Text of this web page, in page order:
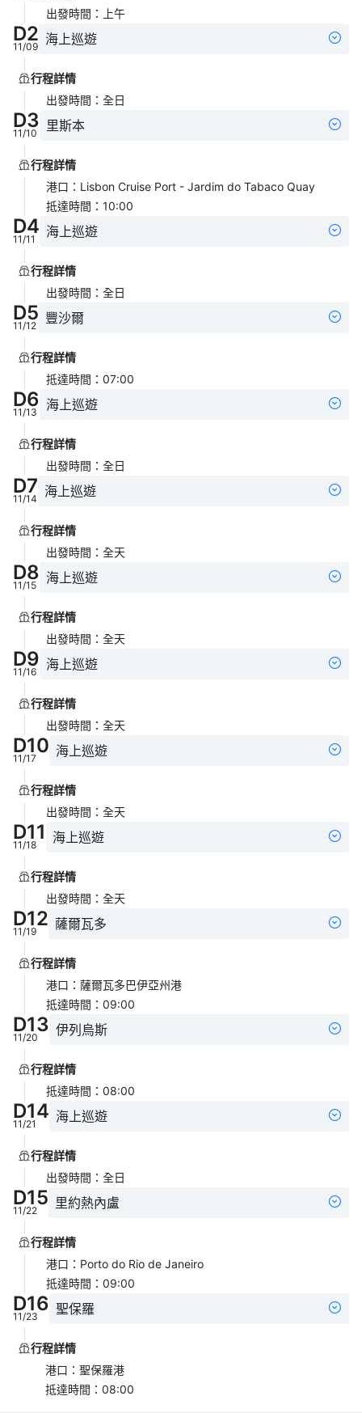
出發時間 ： 上午
D2
11/09 海上巡遊
行程詳情
出發時間 ： 全日
D3
11/10 里斯本
行程詳情
港口 ： Lisbon Cruise Port - Jardim do Tabaco Quay
抵達時間 ： 10:00
D4
11/11 海上巡遊
行程詳情
出發時間 ： 全日
D5
11/12 豐沙爾
行程詳情
抵達時間 ： 07:00
D6
11/13 海上巡遊
行程詳情
出發時間 ： 全日
D7
11/14 海上巡遊
行程詳情
出發時間 ： 全天
D8
11/15 海上巡遊
行程詳情
出發時間 ： 全天
D9
11/16 海上巡遊
行程詳情
出發時間 ： 全天
D10
11/17 海上巡遊
行程詳情
出發時間 ： 全天
D11
11/18 海上巡遊
行程詳情
出發時間 ： 全天
D12
11/19 薩爾瓦多
行程詳情
港口 ： 薩爾瓦多巴伊亞州港
抵達時間 ： 09:00
D13
11/20 伊列烏斯
行程詳情
抵達時間 ： 08:00
D14
11/21 海上巡遊
行程詳情
出發時間 ： 全日
D15
11/22 里約熱內盧
行程詳情
港口 ： Porto do Rio de Janeiro
抵達時間 ： 09:00
D16
11/23 聖保羅
行程詳情
港口 ： 聖保羅港
抵達時間 ： 08:00